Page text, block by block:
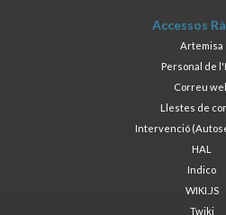
Accessos
Artemisa
Personal de
Correu
Llestes de
Intervenció
HAL
Indico
WIKI.JS
Twiki